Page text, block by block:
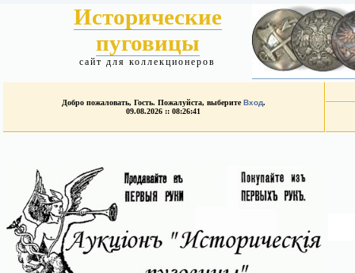
Исторические
пуговицы
сайт для коллекционеров
Добро пожаловать, Гость. Пожалуйста, выберитеВход.
09.08.2026 :: 08:26:41